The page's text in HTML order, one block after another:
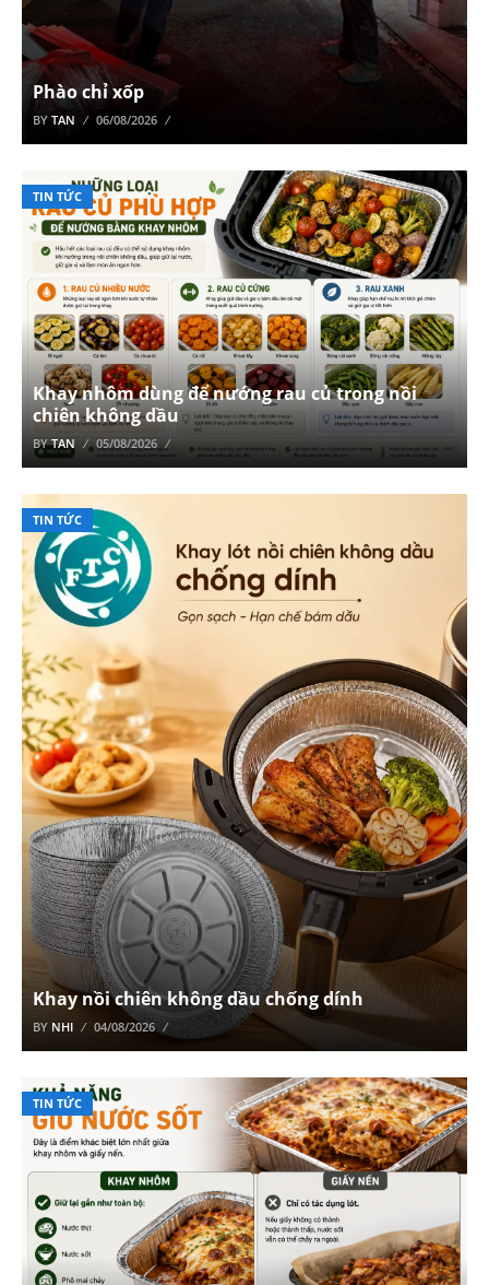
Phào chỉ xốp
BY TAN 06/08/2026
TIN TỨC
Khay nhôm dùng để nướng rau củ trong nồi
chiên không dầu
BYTAN 05/08/2026
TIN TỨC
Khay nồi chiên không dầu chống dính
BY NHI 04/08/2026
TIN TỨC